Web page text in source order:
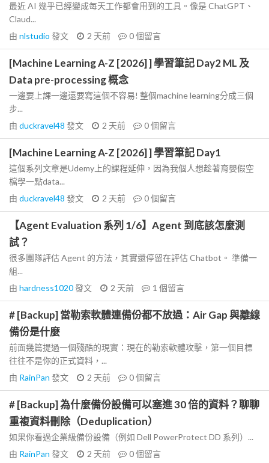
最近 AI 幾乎已經變成每天工作都會用到的工具。像是 ChatGPT、
Claud...
由 nlstudio 發文 2 天前 0個留言
[Machine Learning A-Z [2026] ] 學習筆記 Day2 ML 及
Data pre-processing 概念
一邊要上課一邊還要寫這個不容易! 整個machine learning分成三個
步...
由 duckravel48 發文 2 天前 0個留言
[Machine Learning A-Z [2026] ] 學習筆記 Day1
這個系列文章是Udemy上的課程延伸，因為我個人想趁著育嬰假空
檔學一點data...
由 duckravel48 發文 2 天前 0個留言
【Agent Evaluation 系列 1/6】Agent 到底該怎麼測
試？
很多團隊評估 Agent 的方法，其實還停留在評估 Chatbot。 準備一
組...
由 hardness1020發文 2 天前 1 個留言
# [Backup] 當勒索軟體連備份都不放過：Air Gap 與離線
備份是什麼
前面幾篇提過一個殘酷的現實：現在的勒索軟體攻擊，第一個目標
往往不是你的正式資料，...
由 RainPan 發文 2 天前 0個留言
# [Backup] 為什麼備份設備可以塞進 30 倍的資料？聊聊
重複資料刪除（Deduplication）
如果你看過企業級備份設備（例如 Dell PowerProtect DD 系列）...
由 RainPan 發文 2 天前 0個留言